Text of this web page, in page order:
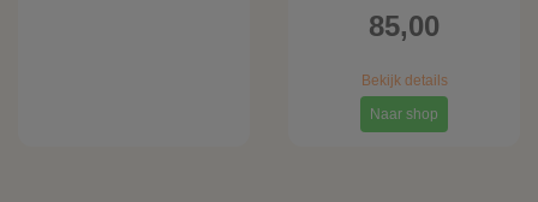
Kids
85,00
Bekijk details
Naar shop